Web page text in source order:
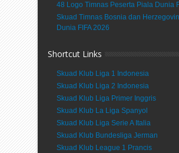
48 Logo Timnas Peserta Piala Dunia
Skuad Timnas Bosnia dan
Dunia FIFA 2026
Shortcut Links
Skuad Klub Liga 1 Indonesia
Skuad Klub Liga 2 Indonesia
Skuad Klub Liga Primer Inggris
Skuad Klub La Liga Spanyol
Skuad Klub Liga Serie A Italia
Skuad Klub Bundesliga Jerman
Skuad Klub League 1 Prancis